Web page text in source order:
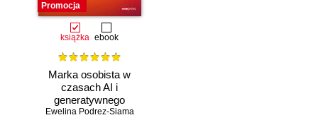
Promocja
książka ebook
Marka osobista w
czasach AI i
generatywnego
wyszukiwania
Ewelina Podrez-Siama